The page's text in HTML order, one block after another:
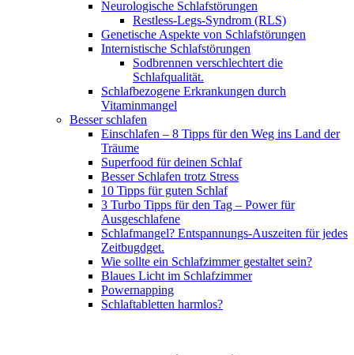
Neurologische Schlafstörungen
Restless-Legs-Syndrom (RLS)
Genetische Aspekte von Schlafstörungen
Internistische Schlafstörungen
Sodbrennen verschlechtert die
Schlafqualität.
Schlafbezogene Erkrankungen durch
Vitaminmangel
Besser schlafen
Einschlafen – 8 Tipps für den Weg ins Land der
Träume
Superfood für deinen Schlaf
Besser Schlafen trotz Stress
10 Tipps für guten Schlaf
3 Turbo Tipps für den Tag – Power für
Ausgeschlafene
Schlafmangel? Entspannungs-Auszeiten für jedes
Zeitbugdget.
Wie sollte ein Schlafzimmer gestaltet sein?
Blaues Licht im Schlafzimmer
Powernapping
Schlaftabletten harmlos?